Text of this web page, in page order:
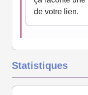
de votre lien.
Statistiques